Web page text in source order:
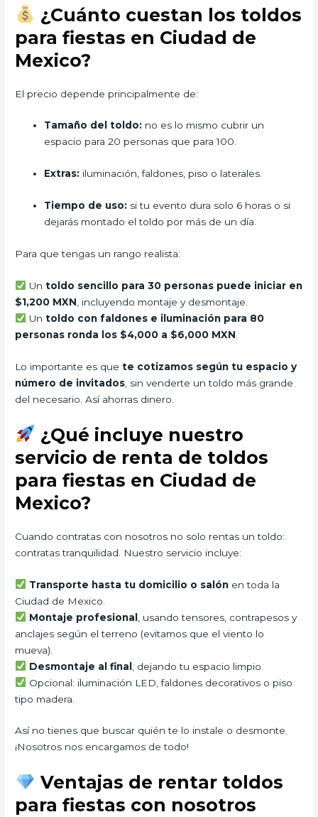
¿Cuánto cuestan los toldos
para fiestas en Ciudad de
Mexico?
El precio depende principalmente de:
Tamaño del toldo: no es lo mismo cubrir un
espacio para 20 personas que para 100.
Extras: iluminación, faldones, piso o laterales.
Tiempo de uso: si tu evento dura solo 6 horas o si
dejarás montado el toldo por más de un día.
Para que tengas un rango realista:
Un toldo sencillo para 30 personas puede iniciar en
$1,200 MXN , incluyendo montaje y desmontaje.
Un toldo con faldones e iluminación para 80
personas ronda los $4,000 a $6,000 MXN
Lo importante es quete cotizamos según tu espacio y
número de invitados , sin venderte un toldo más grande
del necesario. Así ahorras dinero.
¿Qué incluye nuestro
servicio de renta de toldos
para fiestas en Ciudad de
Mexico?
Cuando contratas con nosotros no solo rentas un toldo:
contratas tranquilidad. Nuestro servicio incluye:
Transporte hasta tu domicilio o salónen toda la
Ciudad de Mexico.
Montaje profesional, usando tensores, contrapesos y
anclajes según el terreno (evitamos que el viento lo
mueva).
Desmontaje al final, dejando tu espacio limpio.
Opcional: iluminación LED, faldones decorativos o piso
tipo madera.
Así no tienes que buscar quién te lo instale o desmonte.
¡Nosotros nos encargamos de todo!
Ventajas de rentar toldos
para fiestas con nosotros